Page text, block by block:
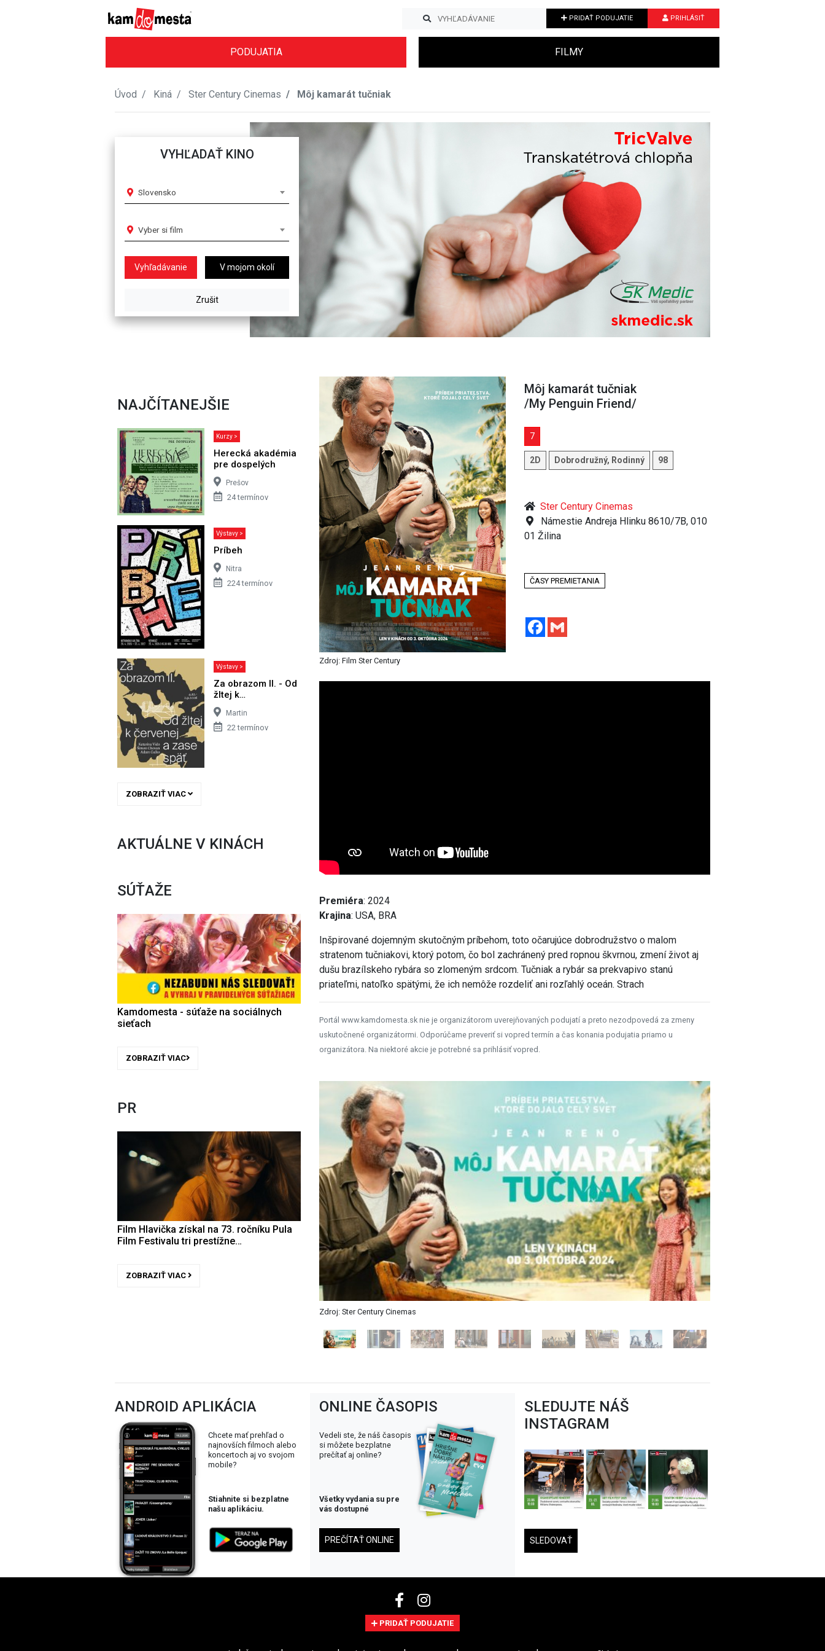
PRIDAŤ PODUJATIE PRIHLÁSIŤ
PODUJATIA FILMY
Úvod Kiná Ster Century Cinemas Môj kamarát tučniak
VYHĽADAŤ KINO
Slovensko
Vyber si film
V mojom okolí
NAJČÍTANEJŠIE
Kurzy >
Herecká akadémia
pre dospelých
Prešov
24 termínov
Výstavy >
Príbeh
Nitra
224 termínov
Výstavy >
Za obrazom II. - Od
žltej k…
Martin
22 termínov
ZOBRAZIŤ VIAC
AKTUÁLNE V KINÁCH
SÚŤAŽE
Kamdomesta - súťaže na sociálnych
sieťach
ZOBRAZIŤ VIAC
PR
Film Hlavička získal na 73. ročníku Pula
Film Festivalu tri prestížne…
ZOBRAZIŤ VIAC
Zdroj: Film Ster Century
Môj kamarát tučniak
/My Penguin Friend/
7
2D Dobrodružný, Rodinný 98
Ster Century Cinemas
Námestie Andreja Hlinku 8610/7B, 010
01 Žilina
ČASY PREMIETANIA
Facebook
Premiéra: 2024
Krajina: USA, BRA
Inšpirované dojemným skutočným príbehom, toto očarujúce dobrodružstvo o malom
stratenom tučniakovi, ktorý potom, čo bol zachránený pred ropnou škvrnou, zmení život aj
dušu brazílskeho rybára so zlomeným srdcom. Tučniak a rybár sa prekvapivo stanú
priateľmi, natoľko spätými, že ich nemôže rozdeliť ani rozľahlý oceán. Strach
Portál www.kamdomesta.sk nie je organizátorom uverejňovaných podujatí a preto nezodpovedá za zmeny
uskutočnené organizátormi. Odporúčame preveriť si vopred termín a čas konania podujatia priamo u
organizátora. Na niektoré akcie je potrebné sa prihlásiť vopred.
ANDROID APLIKÁCIA
Chcete mať prehľad o
najnovších filmoch alebo
koncertoch aj vo svojom
mobile?
Stiahnite si bezplatne
našu aplikáciu.
ONLINE ČASOPIS
Vedeli ste, že náš časopis
si môžete bezplatne
prečítať aj online?
Všetky vydania su pre
vás dostupné
PREČÍTAŤ ONLINE
SLEDUJTE NÁŠ
INSTAGRAM
SLEDOVAŤ
PRIDAŤ PODUJATIE